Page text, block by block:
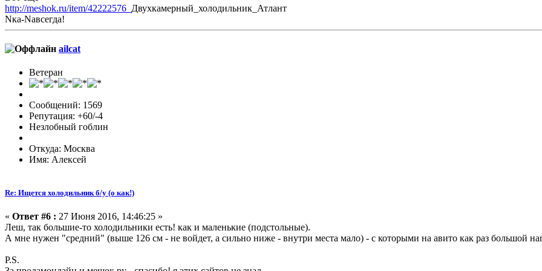
http://meshok.ru/item/42222576_ Двухкамерный_холодильник_Атлант
Nка-Nавсегда!
ailcat
Ветеран
Сообщений: 1569
Репутация: +60/-4
Незлобный гоблин
Откуда: Москва
Имя: Алексей
Re: Ищется холодильник б/у (о как!)
« Ответ #6 : 27 Июня 2016, 14:46:25 »
Леш, так большие-то холодильники есть! как и маленькие (подстольные).
А мне нужен "средний" (выше 126 см - не войдет, а сильно ниже - внутри места мало) - с которыми на авито как раз большой
P.S.